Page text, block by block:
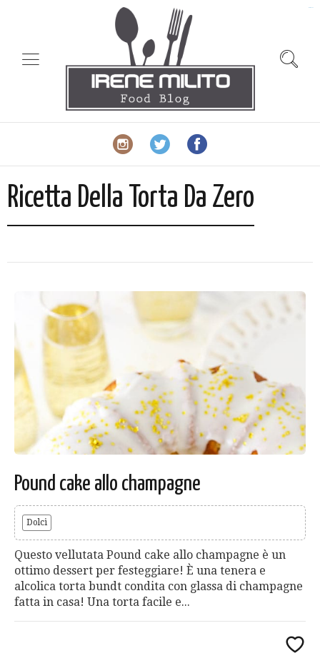
Ricetta Della Torta Da Zero
Pound cake allo champagne
Dolci
Questo vellutata Pound cake allo champagne è un
ottimo dessert per festeggiare! È una tenera e
alcolica torta bundt condita con glassa di champagne
fatta in casa! Una torta facile e...